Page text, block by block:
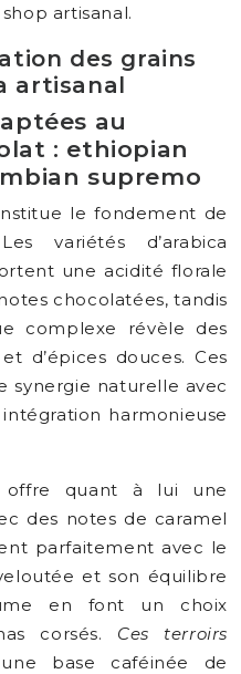
artisanal.
des grains
artisanal
au
: ethiopian
supremo
le fondement de
variétés d’arabica
une acidité florale
chocolatées, tandis
complexe révèle des
d’épices douces. Ces
synergie naturelle avec
harmonieuse
offre quant à lui une
des notes de caramel
parfaitement avec le
et son équilibre
en font un choix
corsés. Ces terroirs
base caféinée de